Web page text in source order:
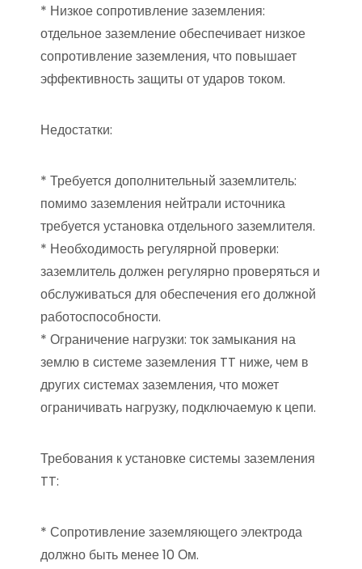
* Низкое сопротивление заземления:
отдельное заземление обеспечивает низкое
сопротивление заземления, что повышает
эффективность защиты от ударов током.
Недостатки:
* Требуется дополнительный заземлитель:
помимо заземления нейтрали источника
требуется установка отдельного заземлителя.
* Необходимость регулярной проверки:
заземлитель должен регулярно проверяться и
обслуживаться для обеспечения его должной
работоспособности.
* Ограничение нагрузки: ток замыкания на
землю в системе заземления TT ниже, чем в
других системах заземления, что может
ограничивать нагрузку, подключаемую к цепи.
Требования к установке системы заземления
TT:
* Сопротивление заземляющего электрода
должно быть менее 10 Ом.